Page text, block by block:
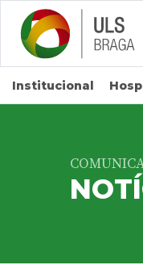
Saltar para conteúdo
Institucional